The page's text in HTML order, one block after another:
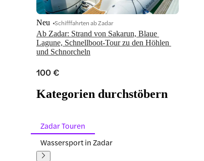
Ab Zadar: Strand von Sakarun, Blaue
Lagune, Schnellboot-Tour zu den Höhlen
und Schnorcheln
Neu Schifffahrten ab Zadar
100 €
Kategorien durchstöbern
Zadar Touren
Wassersport in Zadar